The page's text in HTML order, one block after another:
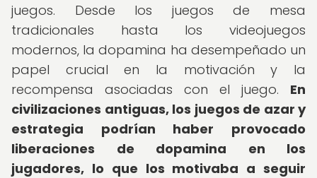
juegos. Desde los juegos de mesa
tradicionales hasta los videojuegos
modernos, la dopamina ha desempeñado un
papel crucial en la motivación y la
recompensa asociadas con el juego. En
civilizaciones antiguas, los juegos de azar y
estrategia podrían haber provocado
liberaciones de dopamina en los
jugadores, lo que los motivaba a seguir